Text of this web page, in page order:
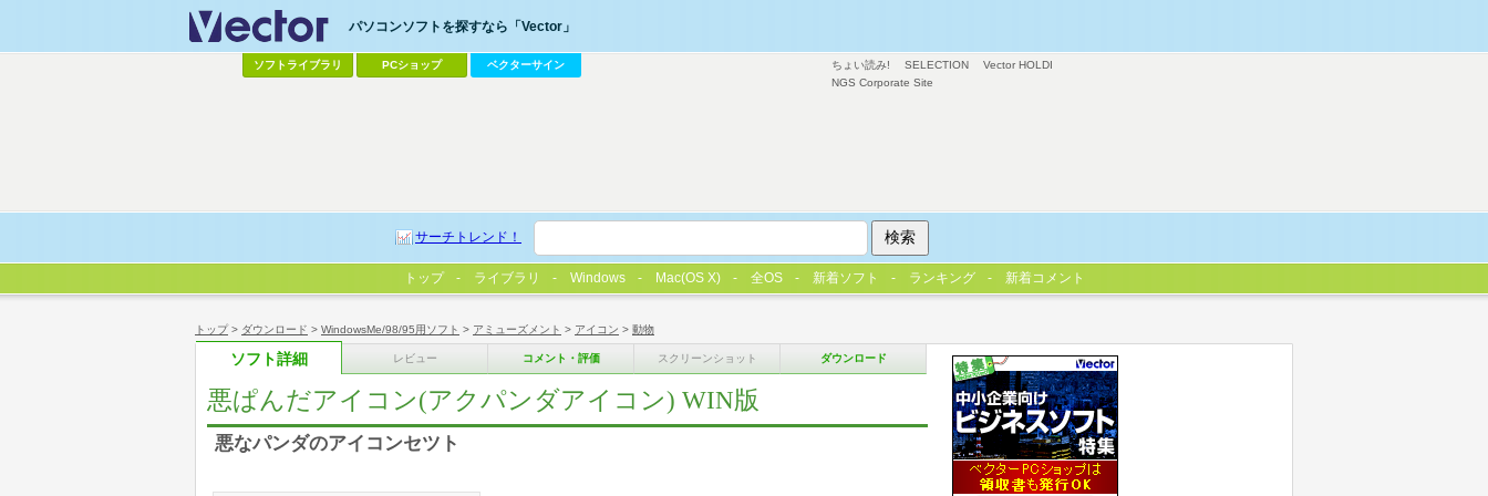
トップ> ダウンロード > WindowsMe/98/95用ソフト > アミューズメント > アイコン > 動物
ソフト詳細 レビュー コメント・評価 スクリーンショット ダウンロード
悪ぱんだアイコン(アクパンダアイコン) WIN版
悪なパンダのアイコンセツト
ちょい読み! SELECTION
Vector HOLDI
NGS Corporate Site
パソコンソフトを探すなら「Vector」
ソフトライブラリ PCショップ ベクターサイン
サーチトレンド！
トップ ライブラリ Windows Mac(OS X) 全OS 新着ソフト ランキング 新着コメント